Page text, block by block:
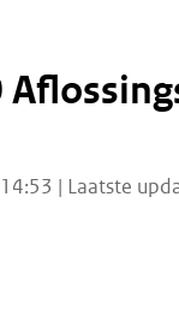
| Laatste